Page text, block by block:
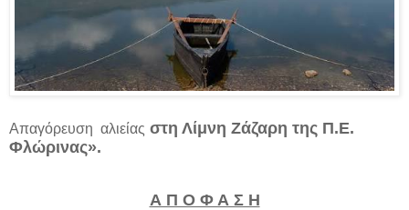
Απαγόρευση αλιείας στη Λίμνη Ζάζαρη της Π.Ε.
Φλώρινας».
Α Π Ο Φ Α Σ Η